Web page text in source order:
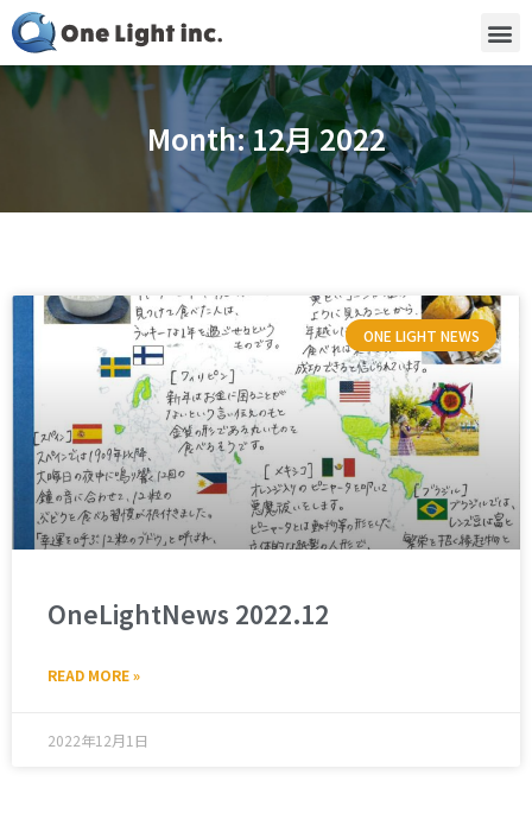
Month: 12月 2022
ONE LIGHT NEWS
OneLightNews 2022.12
READ MORE »
2022年12月1日